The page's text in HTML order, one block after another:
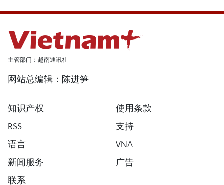
主管部门：越南通讯社
网站总编辑：陈进笋
知识产权
使用条款
RSS
支持
语言
VNA
新闻服务
广告
联系